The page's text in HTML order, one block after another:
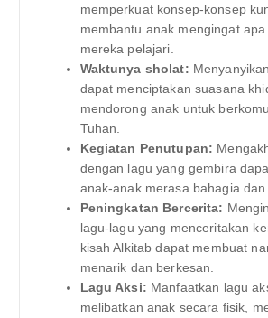
memperkuat konsep-konsep
membantu anak mengingat
mereka pelajari.
Waktunya sholat:
dapat menciptakan suasana
mendorong anak untuk
Tuhan.
Kegiatan Penutupan:
dengan lagu yang gembira
anak-anak merasa bahagia dan
Peningkatan Bercerita:
lagu-lagu yang menceritakan
kisah Alkitab dapat membuat
menarik dan berkesan.
Lagu Aksi: Manfaatkan lagu
melibatkan anak secara fisik,